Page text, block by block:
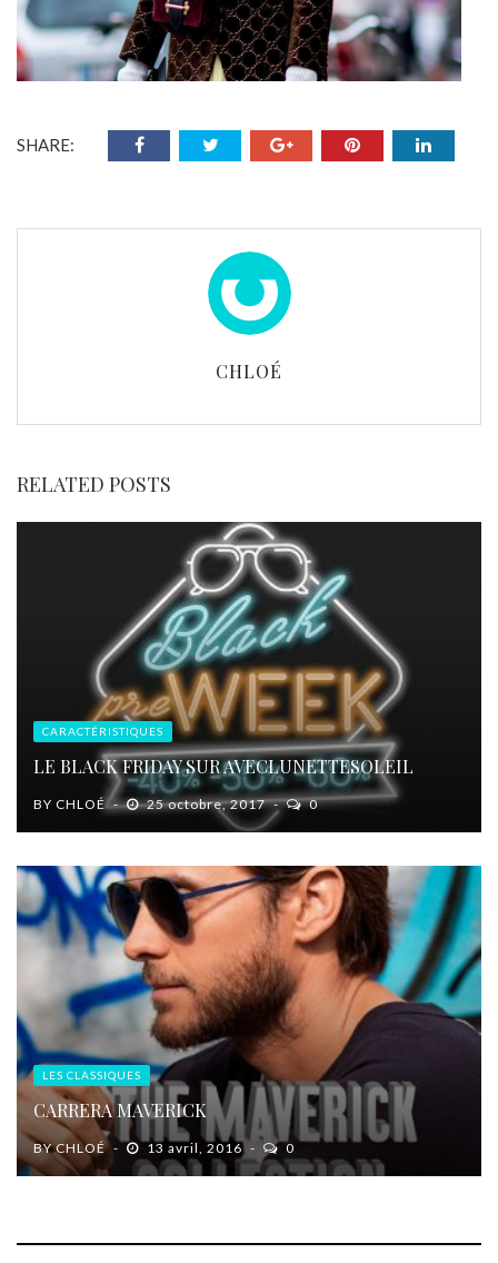
SHARE:
CHLOÉ
RELATED POSTS
CARACTÉRISTIQUES
LE BLACK FRIDAY SUR AVECLUNETTESOLEIL
BY CHLOÉ 25 octobre, 2017 0
LES CLASSIQUES
CARRERA MAVERICK
BYCHLOÉ 13 avril, 2016 0